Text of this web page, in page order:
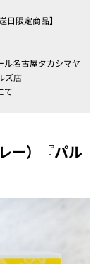
日限定商品】
ル名古屋タカシマヤ
ズ店
て
ー）『パル